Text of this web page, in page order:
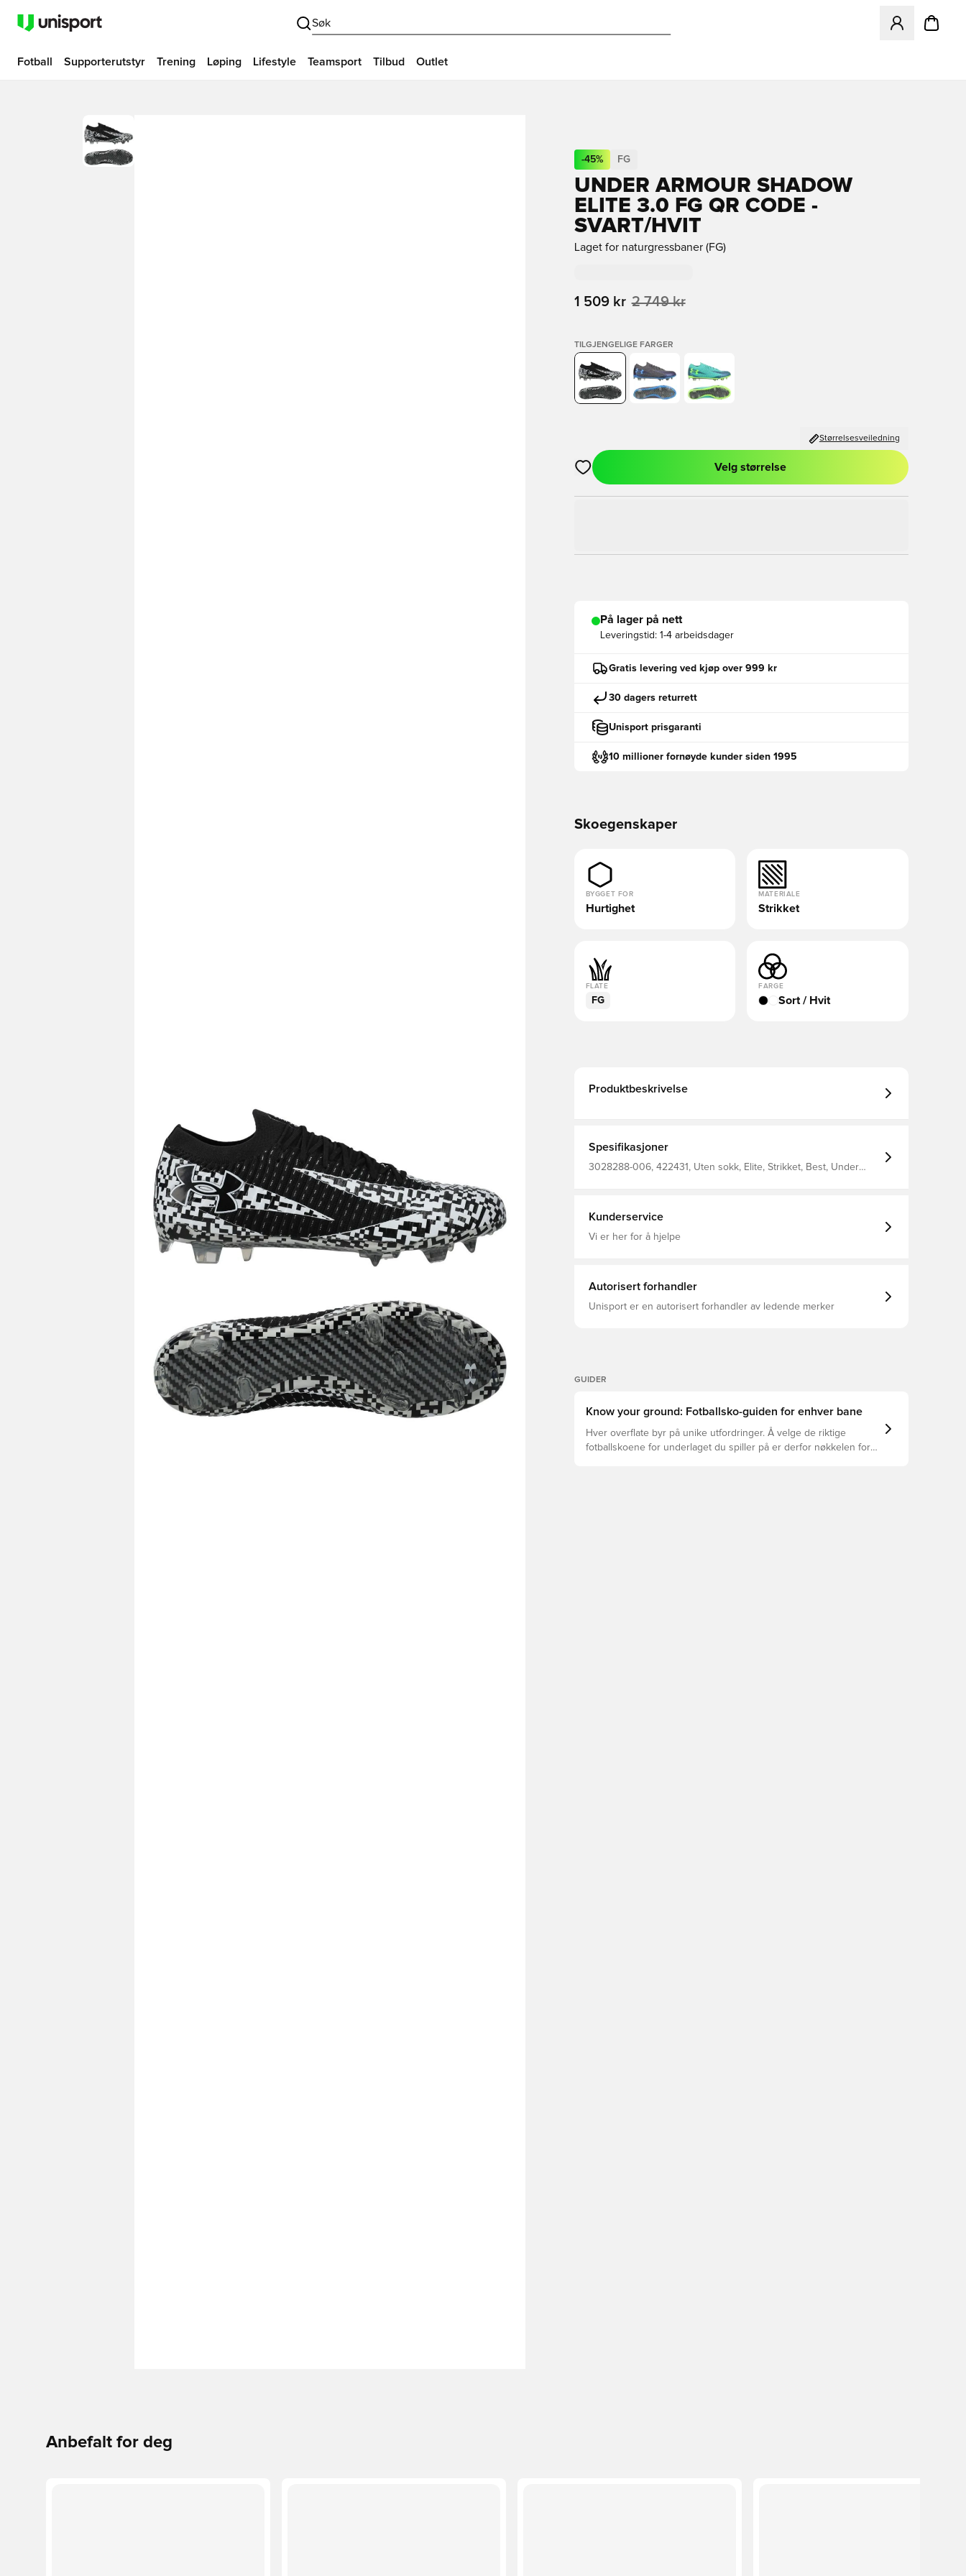
Søk
Åpner en
Fotball Supporterutstyr Trening Løping Lifestyle Teamsport Tilbud Outlet
-45% FG
UNDER ARMOUR SHADOW
ELITE 3.0 FG QR CODE -
SVART/HVIT
Laget for naturgressbaner (FG)
1 509 kr 2 749 kr
TILGJENGELIGE FARGER
Størrelsesveiledning
Åpner en Modal for å logge inn eller registrere deg som medlem
Velg størrelse
På lager på nett
Leveringstid: 1-4 arbeidsdager
Gratis levering ved kjøp over 999 kr
30 dagers returrett
Unisport prisgaranti
10 millioner fornøyde kunder siden 1995
Skoegenskaper
BYGGET FOR
Hurtighet
MATERIALE
Strikket
FLATE
FG
FARGE
Sort / Hvit
Produktbeskrivelse
Spesifikasjoner
3028288-006, 422431, Uten sokk, Elite, Strikket, Best, Under
Kunderservice
Vi er her for å hjelpe
Autorisert forhandler
Unisport er en autorisert forhandler av ledende merker
GUIDER
Know your ground: Fotballsko-guiden for enhver bane
Hver overflate byr på unike utfordringer. Å velge de riktige
fotballskoene for underlaget du spiller på er derfor nøkkelen for
Anbefalt for deg